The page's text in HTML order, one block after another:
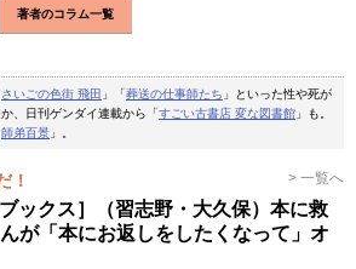
著者のコラム一覧
さいごの色街 飛田 」「葬送の仕事師たち 」といった性や死が
、日刊ゲンダイ連載から「すごい古書店 変な図書館 」も。
師弟百景 」。
！ > 一覧へ
ックス］（習志野・大久保）本に救
が「本にお返しをしたくなって」オ